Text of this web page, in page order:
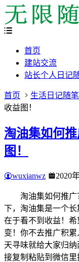
首页
建站交流
站长个人日记
首页 生活日记随笔
收益图！
淘油集如何
图！
wuxianwz 2020
淘油集如何推
下，淘油集是一个
在于看不到收益！
变！你不去推广积
天寻味就给大家归
接复制粘贴到微信里